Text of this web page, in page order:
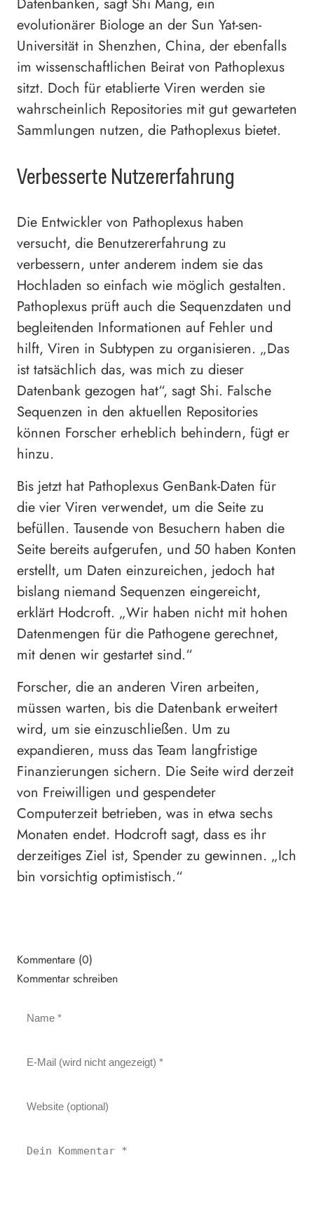
evolutionärer Biologe an der Sun Yat-sen-
Universität in Shenzhen, China, der ebenfalls
im wissenschaftlichen Beirat von Pathoplexus
sitzt. Doch für etablierte Viren werden sie
wahrscheinlich Repositories mit gut gewarteten
Sammlungen nutzen, die Pathoplexus bietet.
Verbesserte Nutzererfahrung
Die Entwickler von Pathoplexus haben
versucht, die Benutzererfahrung zu
verbessern, unter anderem indem sie das
Hochladen so einfach wie möglich gestalten.
Pathoplexus prüft auch die Sequenzdaten und
begleitenden Informationen auf Fehler und
hilft, Viren in Subtypen zu organisieren. „Das
ist tatsächlich das, was mich zu dieser
Datenbank gezogen hat“, sagt Shi. Falsche
Sequenzen in den aktuellen Repositories
können Forscher erheblich behindern, fügt er
hinzu.
Bis jetzt hat Pathoplexus GenBank-Daten für
die vier Viren verwendet, um die Seite zu
befüllen. Tausende von Besuchern haben die
Seite bereits aufgerufen, und 50 haben Konten
erstellt, um Daten einzureichen, jedoch hat
bislang niemand Sequenzen eingereicht,
erklärt Hodcroft. „Wir haben nicht mit hohen
Datenmengen für die Pathogene gerechnet,
mit denen wir gestartet sind.“
Forscher, die an anderen Viren arbeiten,
müssen warten, bis die Datenbank erweitert
wird, um sie einzuschließen. Um zu
expandieren, muss das Team langfristige
Finanzierungen sichern. Die Seite wird derzeit
von Freiwilligen und gespendeter
Computerzeit betrieben, was in etwa sechs
Monaten endet. Hodcroft sagt, dass es ihr
derzeitiges Ziel ist, Spender zu gewinnen. „Ich
bin vorsichtig optimistisch.“
Kommentare (0)
Kommentar schreiben